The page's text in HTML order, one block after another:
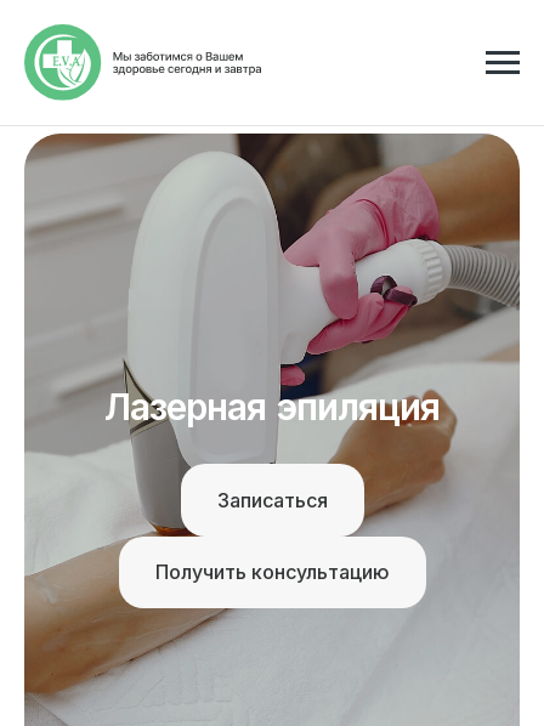
Лазерная эпиляция
Записаться
Получить консультацию